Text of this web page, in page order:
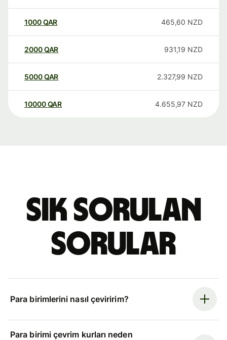
1000QAR 465,60 NZD
2000QAR 931,19 NZD
5000QAR 2.327,99 NZD
10000 QAR 4.655,97 NZD
Sık sorulan
sorular
Para birimlerini nasıl çeviririm?
Para birimi çevrim kurları neden